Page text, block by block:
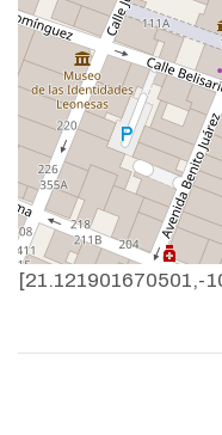
[21.121901670501,-